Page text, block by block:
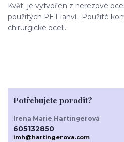
Květ je vytvořen z nerezové
použitých PET lahví. Použité
chirurgické oceli.
Potřebujete poradit?
Irena Marie Hartingerová
605132850
imh@hartingerova.com